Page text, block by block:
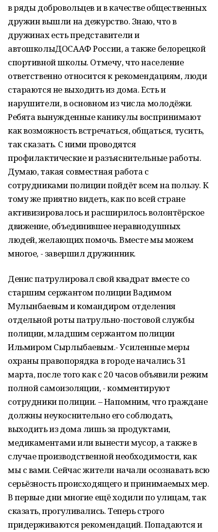
в ряды добровольцев и в качестве общественных
дружин вышли на дежурство. Знаю, что в
дружинах есть представители и
автошколыДОСААФ России, а также белорецкой
спортивной школы. Отмечу, что население
ответственно относится к рекомендациям, люди
стараются не выходить из дома. Есть и
нарушители, в основном из числа молодёжи.
Ребята вынужденные каникулы воспринимают
как возможность встречаться, общаться, тусить,
так сказать. С ними проводятся
профилактические и разъяснительные работы.
Думаю, такая совместная работа с
сотрудниками полиции пойдёт всем на пользу. К
тому же приятно видеть, как по всей стране
активизировалось и расширилось волонтёрское
движение, объединившее неравнодушных
людей, желающих помочь. Вместе мы можем
многое, - завершил дружинник.
Денис патрулировал свой квадрат вместе со
старшим сержантом полиции Вадимом
Мулынбаевым и командиром отделения
отдельной роты патрульно-постовой службы
полиции, младшим сержантом полиции
Ильмиром Сырлыбаевым.- Усиленные меры
охраны правопорядка в городе начались 31
марта, после того как с 20 часов объявили режим
полной самоизоляции, - комментируют
сотрудники полиции. – Напомним, что граждане
должны неукоснительно его соблюдать,
выходить из дома лишь за продуктами,
медикаментами или вынести мусор, а также в
случае производственной необходимости, как
мы с вами. Сейчас жители начали осознавать всю
серьёзность происходящего и принимаемых мер.
В первые дни многие ещё ходили по улицам, так
сказать, прогуливались. Теперь строго
придерживаются рекомендаций. Попадаются и